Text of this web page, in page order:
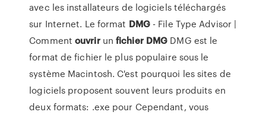
avec les installateurs de logiciels téléchargés
sur Internet. Le format DMG- File Type Advisor |
Commentouvrirunfichier DMG DMG est le
format de fichier le plus populaire sous le
système Macintosh. C'est pourquoi les sites de
logiciels proposent souvent leurs produits en
deux formats: .exe pour Cependant, vous